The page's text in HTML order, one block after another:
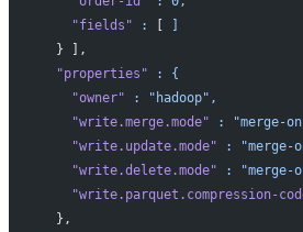
    "fields"
:
  } ],
  "properties"
:
{
    "owner"
:
"hadoop",
    "write.merge.mode"
:
"merge-
    "write.update.mode"
:
"merge-
    "write.delete.mode"
:
"merge-
"write.parquet.compression-
  },